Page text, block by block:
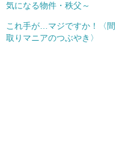
気になる物件・秩父～
これ手が…マジですか！〈間
取りマニアのつぶやき〉